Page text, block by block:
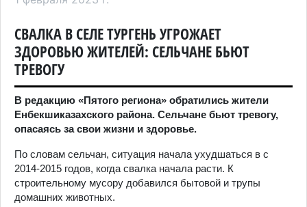
СВАЛКА В СЕЛЕ ТУРГЕНЬ УГРОЖАЕТ
ЗДОРОВЬЮ ЖИТЕЛЕЙ: СЕЛЬЧАНЕ БЬЮТ
ТРЕВОГУ
В редакцию «Пятого региона» обратились жители
Енбекшиказахского района. Сельчане бьют тревогу,
опасаясь за свои жизни и здоровье.
По словам сельчан, ситуация начала ухудшаться в с
2014-2015 годов, когда свалка начала расти. К
строительному мусору добавился бытовой и трупы
домашних животных.